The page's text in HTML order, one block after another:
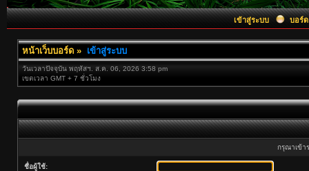
เข้าสู่ระบบ บอร์ด
หน้าเว็บบอร์ด » เข้าสู่ระบบ
วันเวลาปัจจุบัน พฤหัสฯ. ส.ค. 06, 2026 3:58 pm
เขตเวลา GMT + 7 ชั่วโมง
กรุณาเข้า
ชื่อผู้ใช้: